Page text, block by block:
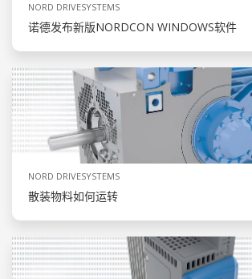
NORD DRIVESYSTEMS
诺德发布新版NORDCON WINDOWS软件
NORD DRIVESYSTEMS
散装物料如何运转